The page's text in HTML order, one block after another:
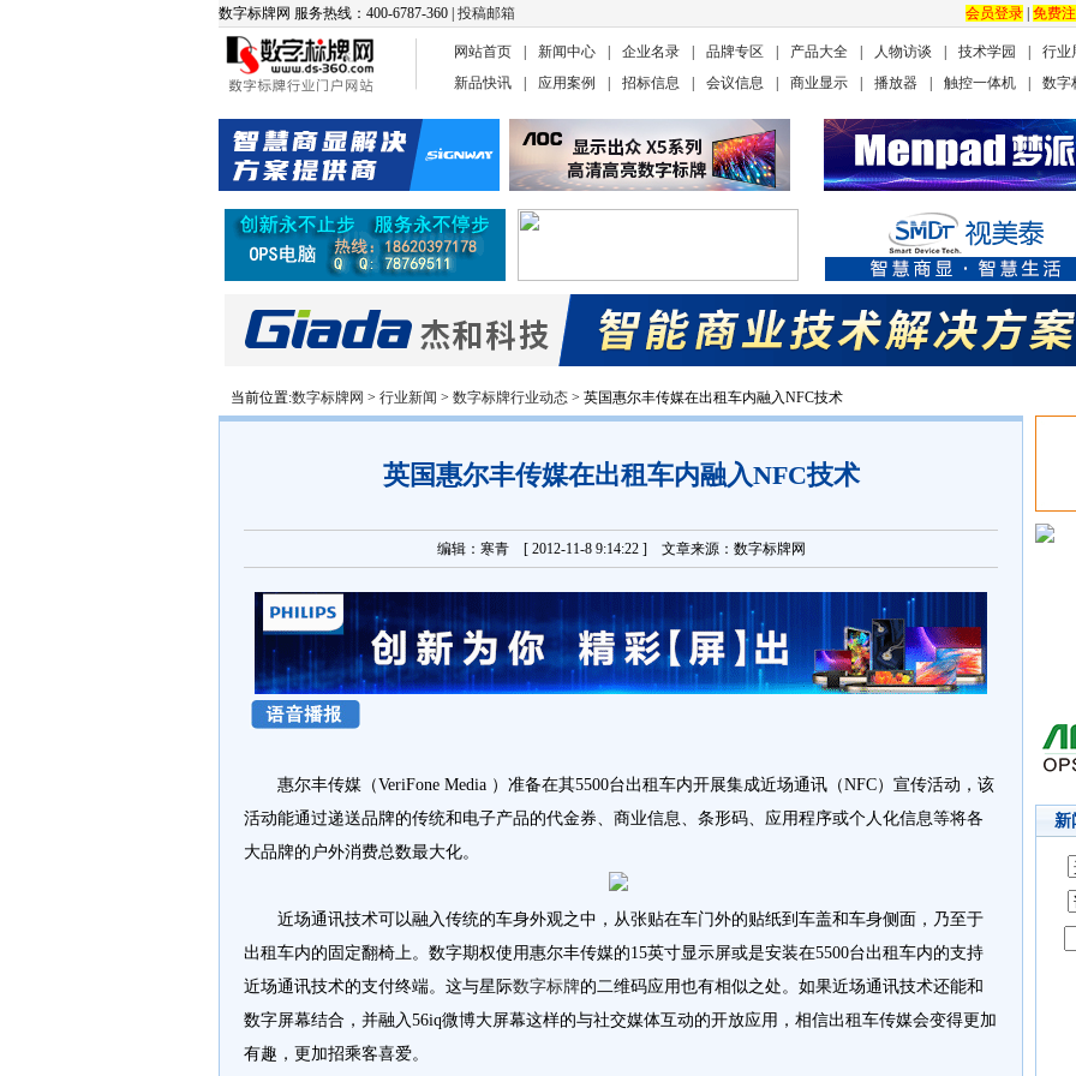
数字标牌网 服务热线：400-6787-360 | 投稿邮箱 会员登录 免费
网站首页 新闻中心 企业名录 品牌专区 产品大全 人物访谈 技术学园
行业
新品快讯
应用案例 招标信息 会议信息 商业显示 播放器 触控一体机 数字
当前位置:数字标牌网 > 行业新闻 > 数字标牌行业动态 > 英国惠尔丰传媒在出租车内融入NFC技术
英国惠尔丰传媒在出租车内融入NFC技术
编辑：寒青 [ 2012-11-8 9:14:22 ] 文章来源：数字标牌网
惠尔丰传媒（VeriFone Media ）准备在其5500台出租车内开展集成近场通讯（NFC）宣传活动，该
活动能通过递送品牌的传统和电子产品的代金券、商业信息、条形码、应用程序或个人化信息等将各
大品牌的户外消费总数最大化。
近场通讯技术可以融入传统的车身外观之中，从张贴在车门外的贴纸到车盖和车身侧面，乃至于
出租车内的固定翻椅上。数字期权使用惠尔丰传媒的15英寸显示屏或是安装在5500台出租车内的支持
近场通讯技术的支付终端。这与星际数字标牌的二维码应用也有相似之处。如果近场通讯技术还能和
数字屏幕结合，并融入56iq微博大屏幕这样的与社交媒体互动的开放应用，相信出租车传媒会变得更加
有趣，更加招乘客喜爱。
新